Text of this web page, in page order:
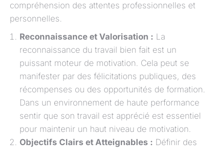
compréhension des attentes professionnelles et
personnelles.
Reconnaissance et Valorisation : La
reconnaissance du travail bien fait est un
puissant moteur de motivation. Cela peut se
manifester par des félicitations publiques, des
récompenses ou des opportunités de formation.
Dans un environnement de haute performance
sentir que son travail est apprécié est essentiel
pour maintenir un haut niveau de motivation.
Objectifs Clairs et Atteignables : Définir des